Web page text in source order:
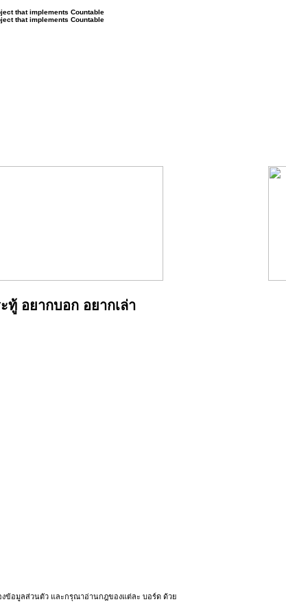
that implements Countable
that implements Countable
ทู้ อยากบอก อยากเล่า
ข้อมูลส่วนตัว และกรุณาอ่านกฎของแต่ละ บอร์ด ด้วย